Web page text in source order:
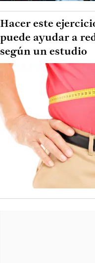
Hacer este
puede ayudar a
según un estudio